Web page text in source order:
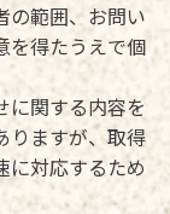
の範囲、お問い
を得たうえで個
に関する内容を
りますが、取得
に対応するため